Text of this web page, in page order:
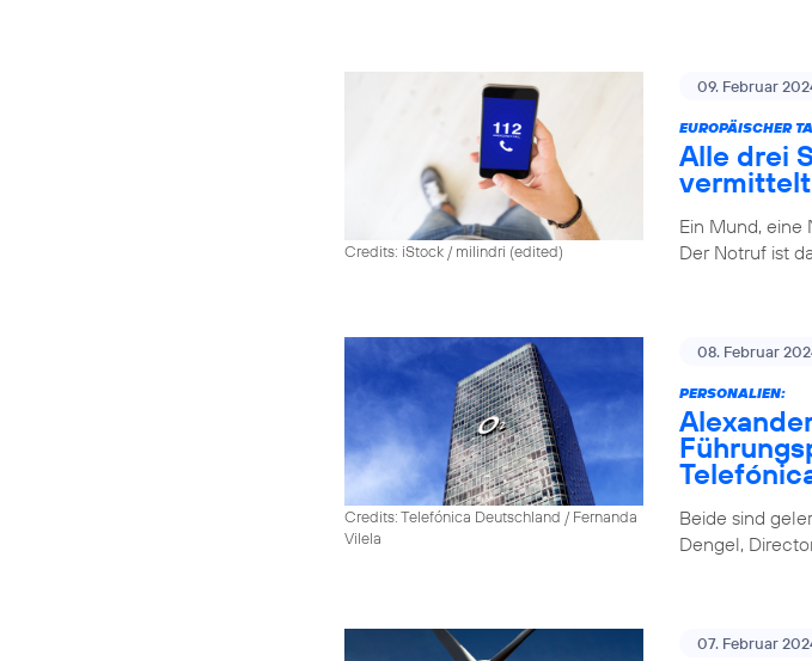
Credits: iStock / milindri (edited)
09. Februar
EUROPÄISCHER
Alle drei
vermittelt
Ein Mund, eine
Der Notruf ist
Credits: Telefónica Deutschland / Fernanda
Vilela
08. Februar
PERSONALIEN:
Beide sind
Dengel,
07. Februar